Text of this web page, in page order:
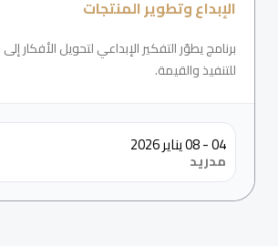
الإبداع وتطوير المنتجات
برنامج يطوّر التفكير الإبداعي لتحويل الأفكار
للتنفيذ والقيمة.
04 - 08 يناير 2026
مدريد